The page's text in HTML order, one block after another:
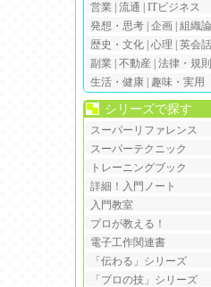
営業 流通
ITビジネス
発想・思考 企画 組織論
歴史・文化 心理
英会話
副業 不動産 法律・規則
生活・健康
趣味・実用
シリーズで探す
スーパーリファレンス
スーパーテクニック
トレーニングブック
詳細！入門ノート
入門教室
プロが教える！
電子工作関連書
「伝わる」シリーズ
「プロの技」シリーズ